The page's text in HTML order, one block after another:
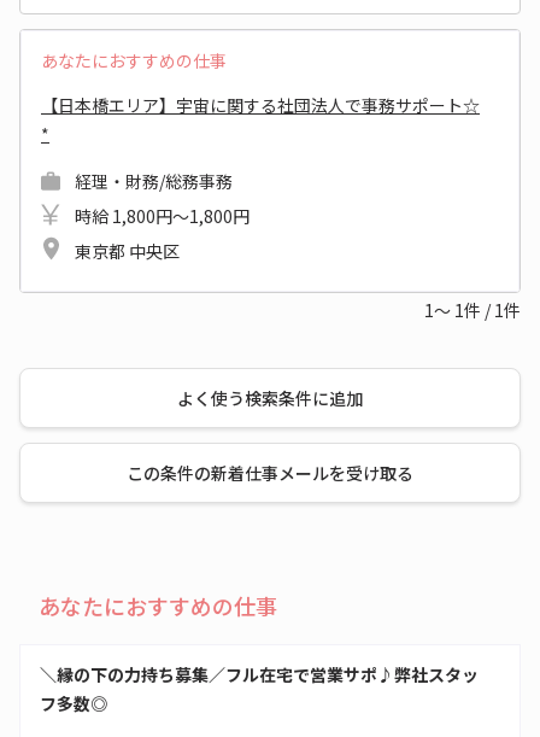
あなたにおすすめの仕事
【日本橋エリア】宇宙に関する社団法人で事務サポート☆
*
経理・財務/総務事務
時給 1,800円～1,800円
東京都 中央区
1～ 1件 / 1件
よく使う検索条件に追加
この条件の新着仕事メールを受け取る
あなたにおすすめの仕事
＼縁の下の力持ち募集／フル在宅で営業サポ♪弊社スタッ
フ多数◎